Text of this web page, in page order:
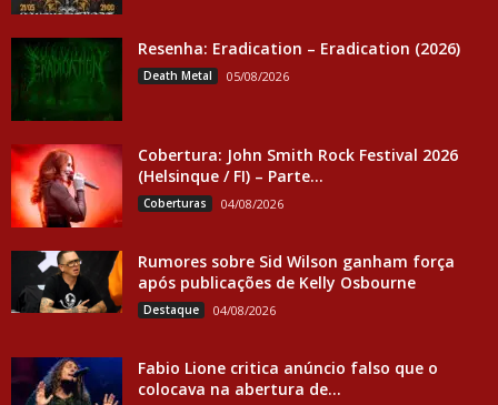
Resenha: Eradication – Eradication (2026)
Death Metal 05/08/2026
Cobertura: John Smith Rock Festival 2026
(Helsinque / FI) – Parte...
Coberturas 04/08/2026
Rumores sobre Sid Wilson ganham força
após publicações de Kelly Osbourne
Destaque 04/08/2026
Fabio Lione critica anúncio falso que o
colocava na abertura de...